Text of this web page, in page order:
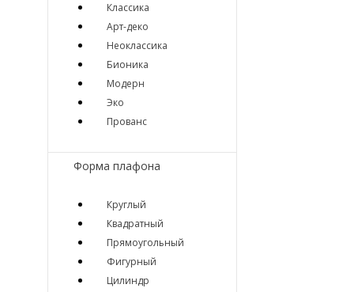
Классика
Арт-деко
Неоклассика
Бионика
Модерн
Эко
Прованс
Форма плафона
Круглый
Квадратный
Прямоугольный
Фигурный
Цилиндр